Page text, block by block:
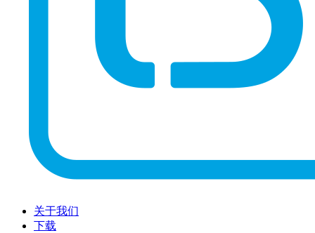
关于我们
下载